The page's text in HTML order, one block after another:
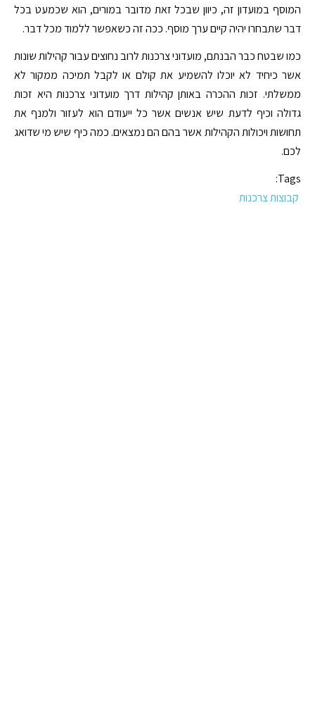
המוסף במועדון זה, כיוון שבכל זאת מדובר במורים, הוא שכמעט בכל
דבר שתבחרו יהיה קיים ערך מוסף. ככה זה כשאפשר ללמוד מכל דבר.
כמו שבטח כבר הבנתם, מועדוני צרכנות לרוב נחוצים עבור קהילות שונות
אשר כיחיד לא יוכלו להשמיע את קולם או לקבל תמיכה ממקור לא
ממשלתי. זכות ההכרה באותן קהילות דרך מועדוני צרכנות היא זכות
גדולה וכיף לדעת שיש אנשים אשר כל ייעודם הוא לעזור ולמנף את
תחושות ויכולות הקהילות אשר בהם הם נמצאים. כמה כיף שיש מי שדואג
לכם.
Tags:
קבוצות צרכנות